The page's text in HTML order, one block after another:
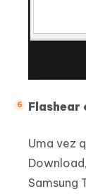
Flashear
Uma vez
Samsung